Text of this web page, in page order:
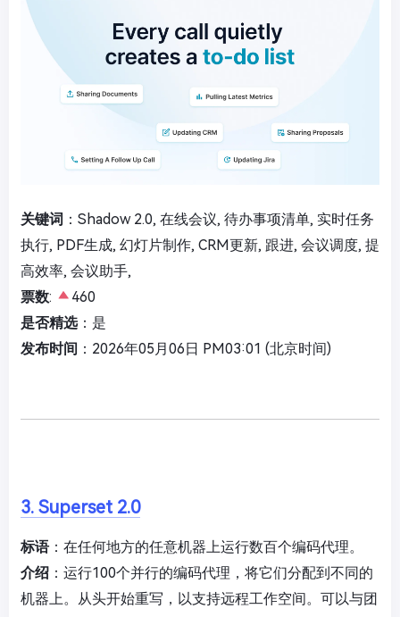
关键词 ：Shadow 2.0, 在线会议, 待办事项清单, 实时任务
执行, PDF生成, 幻灯片制作, CRM更新, 跟进, 会议调度, 提
高效率, 会议助手,
票数:
460
是否精选：是
发布时间 ：2026年05月06日 PM03:01 (北京时间)
3. Superset 2.0
标语：在任何地方的任意机器上运行数百个编码代理。
介绍 ：运行100个并行的编码代理，将它们分配到不同的
机器上。从头开始重写，以支持远程工作空间。可以与团